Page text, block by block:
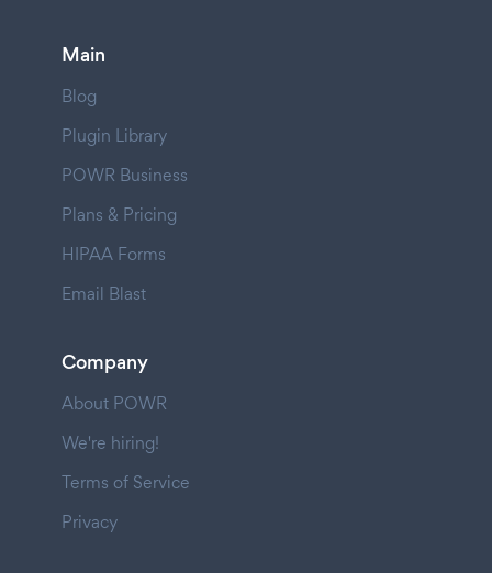
Main
Blog
Plugin Library
POWR Business
Plans & Pricing
HIPAA Forms
Email Blast
Company
About POWR
We're hiring!
Terms of Service
Privacy